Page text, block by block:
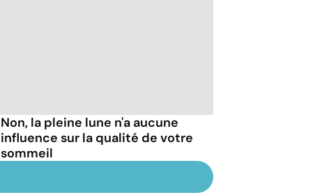
Non, la pleine lune n'a aucune
influence sur la qualité de votre
sommeil